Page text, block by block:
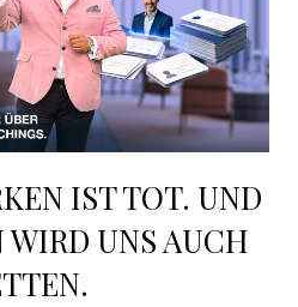
IST TOT. UND
UNS AUCH